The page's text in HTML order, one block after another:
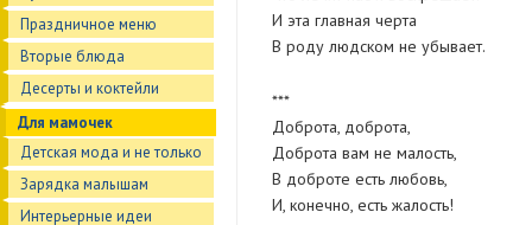
Праздничное меню
Вторые блюда
Десерты и коктейли
Для мамочек
Детская мода и не только
Зарядка малышам
Интерьерные идеи
И эта главная черта
В роду людском не убывает.
***
Доброта, доброта,
Доброта вам не малость,
В доброте есть любовь,
И, конечно, есть жалость!